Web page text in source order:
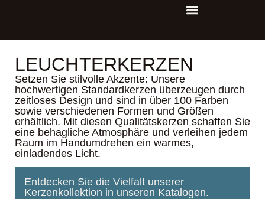
LEUCHTERKERZEN
Setzen Sie stilvolle Akzente: Unsere
hochwertigen Standardkerzen überzeugen durch
zeitloses Design und sind in über 100 Farben
sowie verschiedenen Formen und Größen
erhältlich. Mit diesen Qualitätskerzen schaffen Sie
eine behagliche Atmosphäre und verleihen jedem
Raum im Handumdrehen ein warmes,
einladendes Licht.
Entdecken Sie die Vielfalt unserer
Kerzenkollektion in unseren Katalogen.